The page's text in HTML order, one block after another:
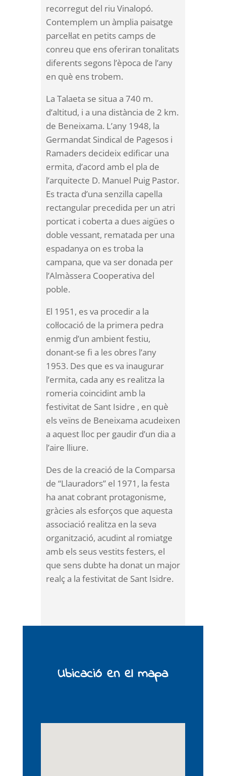
recorregut del riu Vinalopó.
Contemplem un àmplia paisatge
parcel·lat en petits camps de
conreu que ens oferiran tonalitats
diferents segons l’època de l’any
en què ens trobem.
La Talaeta se situa a 740 m.
d’altitud, i a una distància de 2 km.
de Beneixama. L’any 1948, la
Germandat Sindical de Pagesos i
Ramaders decideix edificar una
ermita, d’acord amb el pla de
l’arquitecte D. Manuel Puig Pastor.
Es tracta d’una senzilla capella
rectangular precedida per un atri
porticat i coberta a dues aigües o
doble vessant, rematada per una
espadanya on es troba la
campana, que va ser donada per
l’Almàssera Cooperativa del
poble.
El 1951, es va procedir a la
col·locació de la primera pedra
enmig d’un ambient festiu,
donant-se fi a les obres l’any
1953. Des que es va inaugurar
l’ermita, cada any es realitza la
romeria coincidint amb la
festivitat de Sant Isidre , en què
els veïns de Beneixama acudeixen
a aquest lloc per gaudir d’un dia a
l’aire lliure.
Des de la creació de la Comparsa
de “Llauradors” el 1971, la festa
ha anat cobrant protagonisme,
gràcies als esforços que aquesta
associació realitza en la seva
organització, acudint al romiatge
amb els seus vestits festers, el
que sens dubte ha donat un major
realç a la festivitat de Sant Isidre.
Ubicació en el mapa